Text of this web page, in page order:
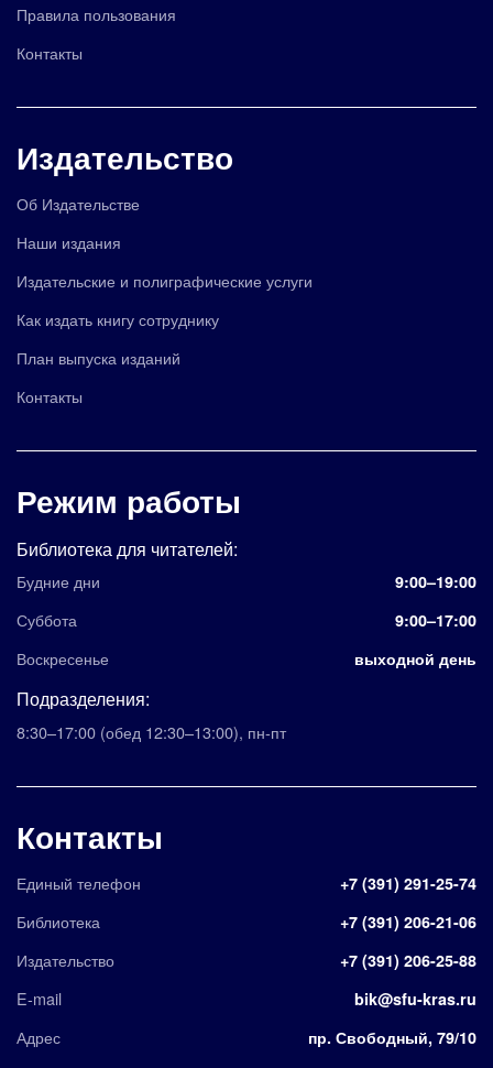
Правила пользования
Контакты
Издательство
Об Издательстве
Наши издания
Издательские и полиграфические услуги
Как издать книгу сотруднику
План выпуска изданий
Контакты
Режим работы
Библиотека для читателей:
Будние дни 9:00–19:00
Суббота 9:00–17:00
Воскресенье выходной день
Подразделения:
8:30–17:00 (обед 12:30–13:00), пн-пт
Контакты
Единый телефон +7 (391) 291-25-74
Библиотека +7 (391) 206-21-06
Издательство +7 (391) 206-25-88
E-mail bik@sfu-kras.ru
Адрес пр. Свободный, 79/10